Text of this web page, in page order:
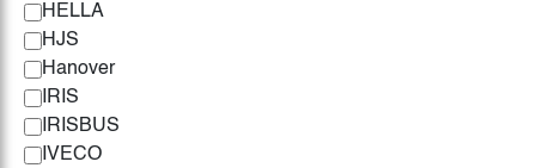
HELLA
HJS
Hanover
IRIS
IRISBUS
IVECO